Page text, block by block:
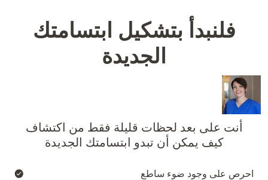
فلنبدأ بتشكيل ابتسامتك
الجديدة
أنت على بعد لحظات قليلة فقط من اكتشاف
كيف يمكن أن تبدو ابتسامتك الجديدة
احرص على وجود ضوء ساطع